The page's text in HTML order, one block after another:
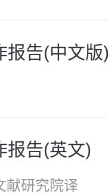
报告(中文版)
报告(英文)
献研究院译